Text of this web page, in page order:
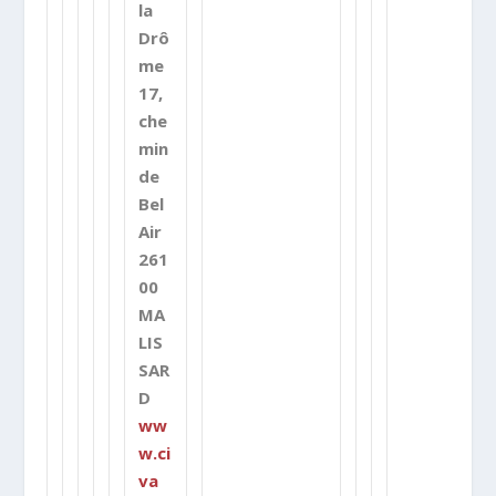
la
Drô
me
17,
che
min
de
Bel
Air
261
00
MA
LIS
SAR
D
ww
w.ci
va